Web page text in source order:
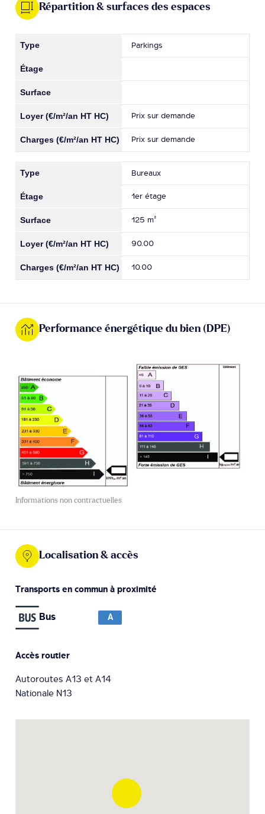
Répartition & surfaces des espaces
Parkings
Prix sur demande
Prix sur demande
Bureaux
1er étage
125 m²
90.00
10.00
Performance énergétique du bien (DPE)
Informations non contractuelles
Localisation & accès
Transports en commun à proximité
Bus A
Accès routier
Autoroutes A13 et A14
Nationale N13